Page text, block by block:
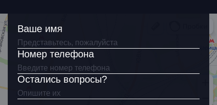
Ваше имя
Номер телефона
Остались вопросы?